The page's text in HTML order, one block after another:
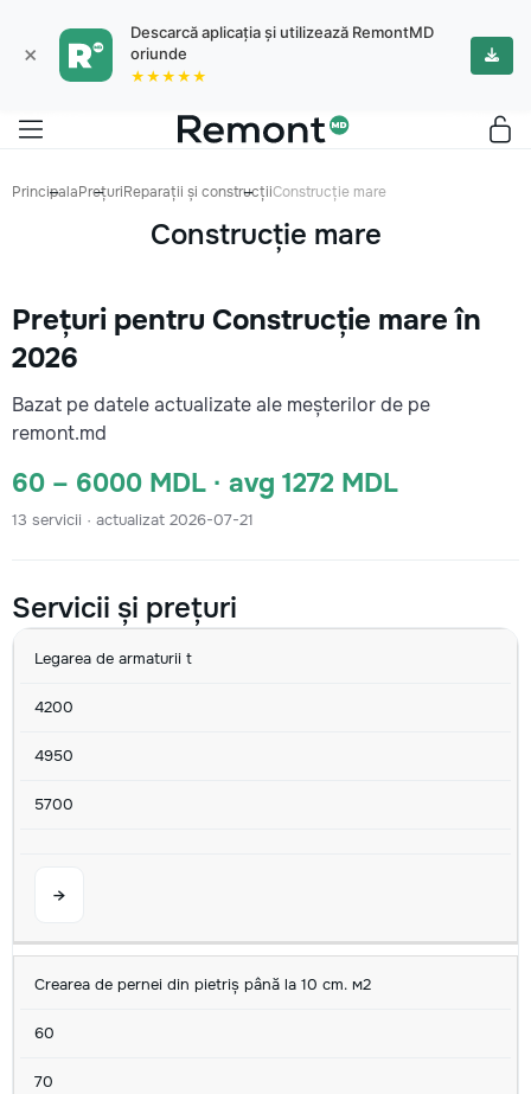
×
Descarcă aplicația și utilizează RemontMD
oriunde
★★★★★
PrincipalaPrețuriReparații și construcțiiConstrucție mare
Construcție mare
Prețuri pentru Construcție mare în
2026
Bazat pe datele actualizate ale meșterilor de pe
remont.md
60 – 6000 MDL · avg 1272 MDL
13 servicii · actualizat 2026-07-21
Servicii și prețuri
SERVICIU MIN
Legarea de armaturii t
4200
4950
5700
→
Crearea de pernei din pietriș până la 10 cm. м2
60
70